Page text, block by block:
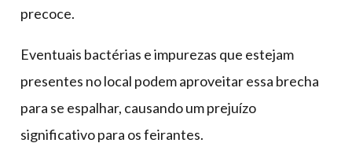
precoce.
Eventuais bactérias e impurezas que estejam
presentes no local podem aproveitar essa brecha
para se espalhar, causando um prejuízo
significativo para os feirantes.